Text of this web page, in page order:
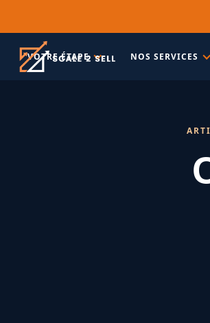
VOTRE ÉTAPE NOS SERVICES